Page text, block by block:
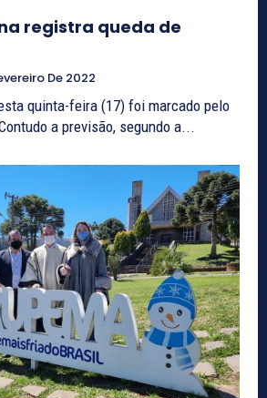
registra queda de
De 2022
quinta-feira (17) foi marcado pelo
a previsão, segundo a...